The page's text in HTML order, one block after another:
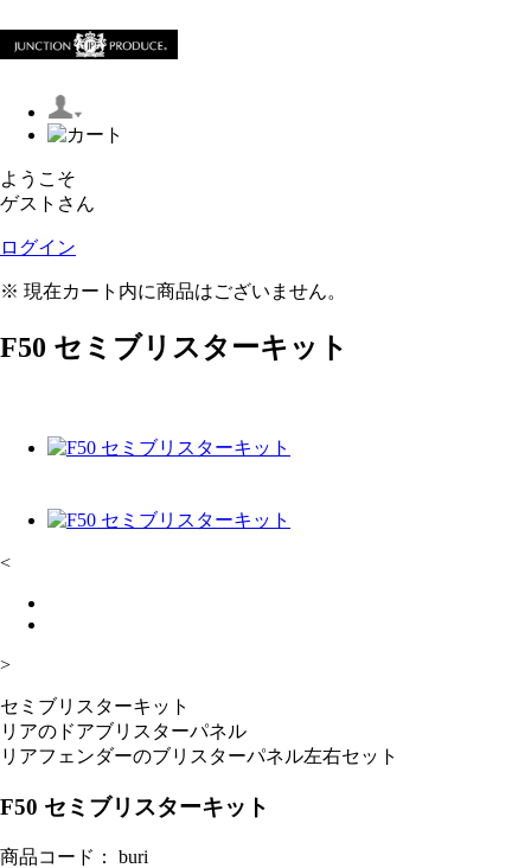
ようこそ
ゲストさん
ログイン
※ 現在カート内に商品はございません。
F50 セミブリスターキット
<
>
セミブリスターキット
リアのドアブリスターパネル
リアフェンダーのブリスターパネル左右セット
F50 セミブリスターキット
商品コード： buri